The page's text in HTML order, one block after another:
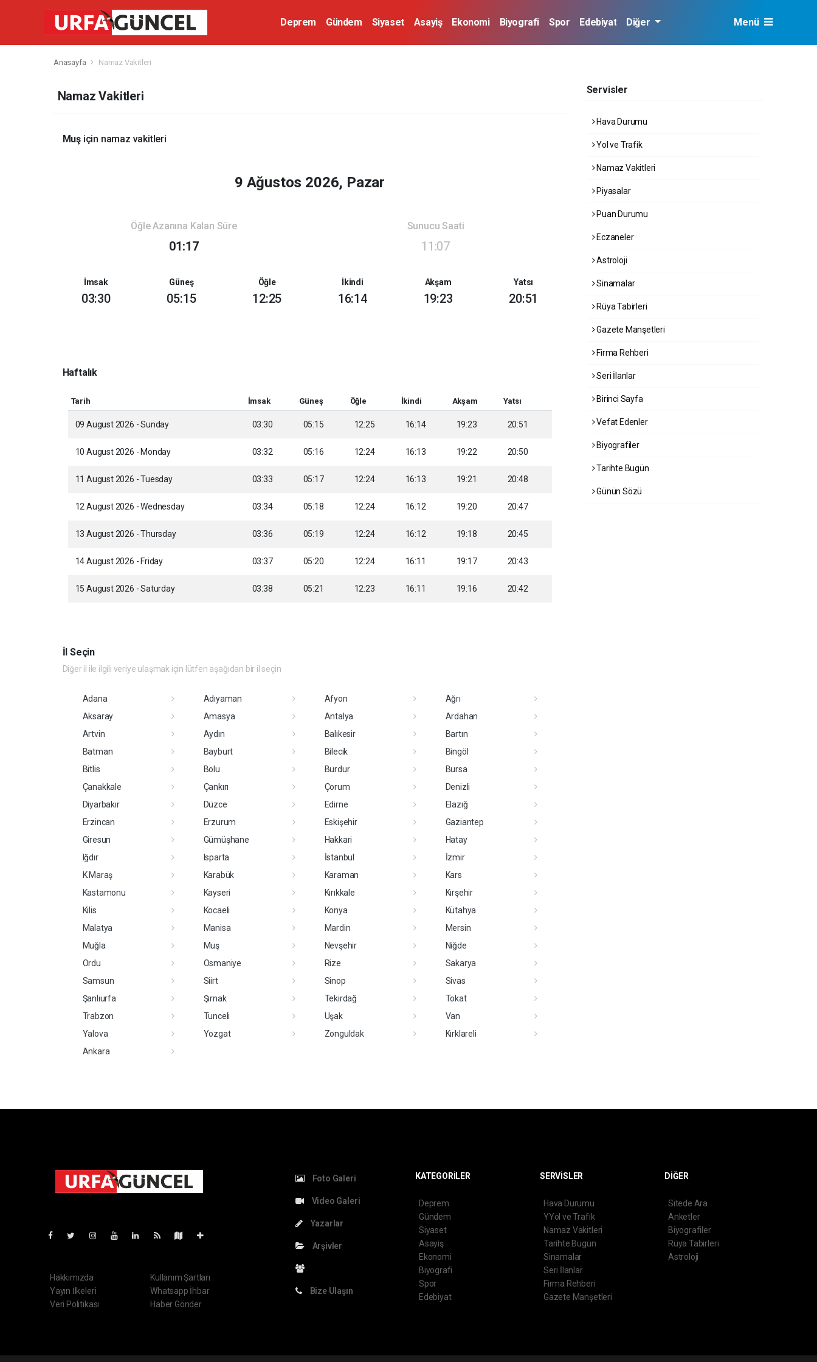
Deprem Gündem Siyaset Asayiş Ekonomi Biyografi Spor Edebiyat Diğer Menü
Anasayfa Namaz Vakitleri
Namaz Vakitleri
Muşiçin namaz vakitleri
9 Ağustos 2026, Pazar
Öğle Azanına Kalan Süre
01:17
Sunucu Saati
11:07
İmsak
03:30
Güneş
05:15
Öğle
12:25
İkindi
16:14
Akşam
19:23
Yatsı
20:51
Haftalık
Tarih İmsak Güneş Öğle İkindi Akşam Yatsı
09 August 2026 - Sunday 03:30 05:15 12:25 16:14 19:23 20:51
10 August 2026 - Monday 03:32 05:16 12:24 16:13 19:22 20:50
11 August 2026 - Tuesday 03:33 05:17 12:24 16:13 19:21 20:48
12 August 2026 - Wednesday 03:34 05:18 12:24 16:12 19:20 20:47
13 August 2026 - Thursday 03:36 05:19 12:24 16:12 19:18 20:45
14 August 2026 - Friday 03:37 05:20 12:24 16:11 19:17 20:43
15 August 2026 - Saturday 03:38 05:21 12:23 16:11 19:16 20:42
İl Seçin
Diğer il ile ilgili veriye ulaşmak için lütfen aşağıdan bir il seçin
Adana Adıyaman Afyon
Ağrı
Aksaray
Amasya Antalya
Ardahan
Artvin
Aydın Balıkesir
Bartın
Batman
Bayburt Bilecik
Bingöl
Bitlis
Bolu Burdur
Bursa
Çanakkale
Çankırı Çorum
Denizli
Diyarbakır
Düzce Edirne
Elazığ
Erzincan
Erzurum Eskişehir
Gaziantep
Giresun
Gümüşhane Hakkari
Hatay
Iğdır
Isparta İstanbul
İzmir
K.Maraş
Karabük Karaman
Kars
Kastamonu
Kayseri Kırıkkale
Kırşehir
Kilis
Kocaeli Konya
Kütahya
Malatya
Manisa Mardin
Mersin
Muğla
Muş Nevşehir
Niğde
Ordu
Osmaniye Rize
Sakarya
Samsun
Siirt Sinop
Sivas
Şanlıurfa
Şırnak Tekirdağ
Tokat
Trabzon
Tunceli Uşak
Van
Yalova
Yozgat Zonguldak
Kırklareli
Ankara
Servisler
Hava Durumu
Yol ve Trafik
Namaz Vakitleri
Piyasalar
Puan Durumu
Eczaneler
Astroloji
Sinamalar
Rüya Tabirleri
Gazete Manşetleri
Firma Rehberi
Seri İlanlar
Birinci Sayfa
Vefat Edenler
Biyografiler
Tarihte Bugün
Günün Sözü
Hakkımızda
Yayın İlkeleri
Veri Politikası
Kullanım Şartları
Whatsapp İhbar
Haber Gönder
Foto Galeri
Video Galeri
Yazarlar
Arşivler
Bize Ulaşın
KATEGORİLER
Deprem
Gündem
Siyaset
Asayiş
Ekonomi
Biyografi
Spor
Edebiyat
SERVİSLER
Hava Durumu
YYol ve Trafik
Namaz Vakitleri
Tarihte Bugün
Sinamalar
Seri İlanlar
Firma Rehberi
Gazete Manşetleri
DİĞER
Sitede Ara
Anketler
Biyografiler
Rüya Tabirleri
Astroloji